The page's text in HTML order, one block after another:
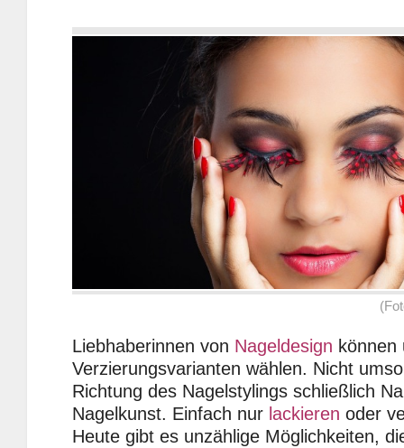
Liebhaberinnen von Nageldesign
Verzierungsvarianten wählen. Nicht
Richtung des Nagelstylings schließlich
Nagelkunst. Einfach nur lackieren oder
Heute gibt es unzählige Möglichkeiten,